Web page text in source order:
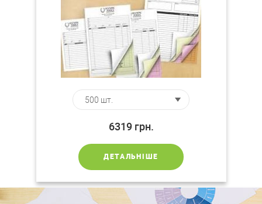
6319 грн.
ДЕТАЛЬНІШЕ